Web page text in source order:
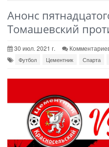
Анонс
Томашевский
30 июл. 2021 г.
Футбол Цементник Спарта